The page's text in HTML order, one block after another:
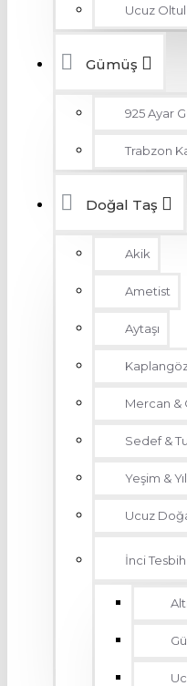
Ucuz
Gümüş
925 Ayar
Trabzon
Doğal Taş
Akik
Ametist
Aytaşı
Mercan &
Sedef &
Yeşim &
Ucuz
İnci Tesbih